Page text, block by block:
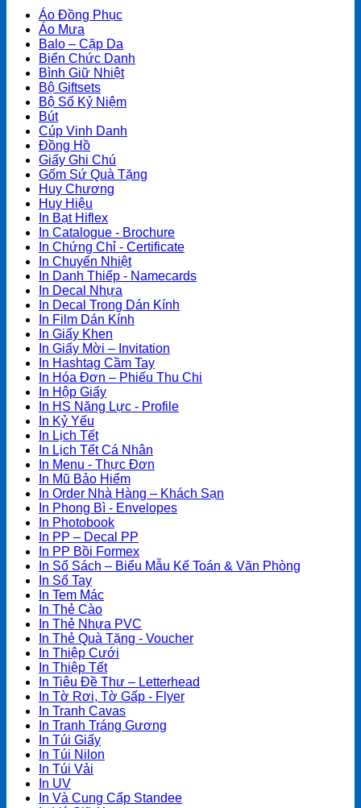
Áo Đồng Phục
Áo Mưa
Balo – Cặp Da
Biển Chức Danh
Bình Giữ Nhiệt
Bộ Giftsets
Bộ Số Kỷ Niệm
Bút
Cúp Vinh Danh
Đồng Hồ
Giấy Ghi Chú
Gốm Sứ Quà Tặng
Huy Chương
Huy Hiệu
In Bạt Hiflex
In Catalogue - Brochure
In Chứng Chỉ - Certificate
In Chuyển Nhiệt
In Danh Thiếp - Namecards
In Decal Nhựa
In Decal Trong Dán Kính
In Film Dán Kính
In Giấy Khen
In Giấy Mời – Invitation
In Hashtag Cầm Tay
In Hóa Đơn – Phiếu Thu Chi
In Hộp Giấy
In HS Năng Lực - Profile
In Kỷ Yếu
In Lịch Tết
In Lịch Tết Cá Nhân
In Menu - Thực Đơn
In Mũ Bảo Hiểm
In Order Nhà Hàng – Khách Sạn
In Phong Bì - Envelopes
In Photobook
In PP – Decal PP
In PP Bồi Formex
In Sổ Sách – Biểu Mẫu Kế Toán & Văn Phòng
In Sổ Tay
In Tem Mác
In Thẻ Cào
In Thẻ Nhựa PVC
In Thẻ Quà Tặng - Voucher
In Thiệp Cưới
In Thiệp Tết
In Tiêu Đề Thư – Letterhead
In Tờ Rơi, Tờ Gấp - Flyer
In Tranh Cavas
In Tranh Tráng Gương
In Túi Giấy
In Túi Nilon
In Túi Vải
In UV
In Và Cung Cấp Standee